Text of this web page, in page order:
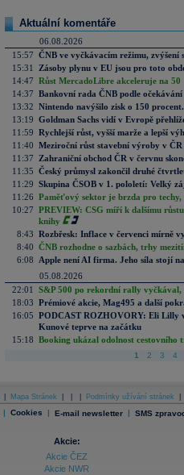
Aktuální komentáře
06.08.2026
15:57 ČNB ve vyčkávacím režimu, zvýšení
15:31
Zásoby plynu v EU jsou pro toto
14:47 Růst MercadoLibre akceleruje na
14:37 Bankovní rada ČNB podle
13:32 Nintendo navýšilo zisk o 150
13:19 Goldman Sachs vidí v Evropě
11:59 Rychlejší růst, vyšší marže a lepší
11:40 Meziroční růst stavební výroby v
11:37
Zahraniční obchod ČR v červnu
11:35 Český průmysl zakončil druhé
11:29 Skupina ČSOB v 1. pololetí: Velký
11:26 Paměťový sektor je brzda pro techy,
10:27 PREVIEW: CSG míří k dalšímu
knihy
8:43 Rozbřesk: Inflace v červenci mírně
8:40 ČNB rozhodne o sazbách, trhy
6:08
Apple není AI firma. Jeho síla stojí
05.08.2026
22:01
S&P 500 po rekordní rally vyčkával,
18:03 Prémiové akcie, Mag495 a další
16:05 PODCAST ROZHOVORY: Eli Lilly
Kunové teprve na začátku
15:18 Booking ukázal odolnost cestovního
1 2 3 4
Mapa Stránek Podmínky užívání stránek
| Cookies | E-mail newsletter | SMS
Akcie:
Akcie ČEZ
Akcie NWR